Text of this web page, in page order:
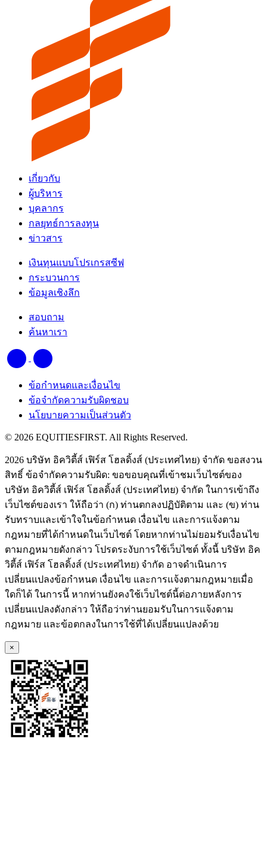
เกี่ยวกับ
ผู้บริหาร
บุคลากร
กลยุทธ์การลงทุน
ข่าวสาร
เงินทุนแบบโปรเกรสซีฟ
กระบวนการ
ข้อมูลเชิงลึก
สอบถาม
ค้นหาเรา
ข้อกำหนดและเงื่อนไข
ข้อจำกัดความรับผิดชอบ
นโยบายความเป็นส่วนตัว
© 2026 EQUITIESFIRST. All Rights Reserved.
2026 บริษัท อิควิตี้ส์ เฟิร์ส โฮลดิ้งส์ (ประเทศไทย) จำกัด ขอสงวน
สิทธิ์ ข้อจำกัดความรับผิด: ขอขอบคุณที่เข้าชมเว็บไซต์ของ
บริษัท อิควิตี้ส์ เฟิร์ส โฮลดิ้งส์ (ประเทศไทย) จำกัด ในการเข้าถึง
เว็บไซต์ของเรา ให้ถือว่า (ก) ท่านตกลงปฏิบัติตาม และ (ข) ท่าน
รับทราบและเข้าใจในข้อกำหนด เงื่อนไข และการแจ้งตาม
กฎหมายที่ได้กำหนดในเว็บไซต์ โดยหากท่านไม่ยอมรับเงื่อนไข
ตามกฎหมายดังกล่าว โปรดระงับการใช้เว็บไซต์ ทั้งนี้ บริษัท อิค
วิตี้ส์ เฟิร์ส โฮลดิ้งส์ (ประเทศไทย) จำกัด อาจดำเนินการ
เปลี่ยนแปลงข้อกำหนด เงื่อนไข และการแจ้งตามกฎหมายเมื่อ
ใดก็ได้ ในการนี้ หากท่านยังคงใช้เว็บไซต์นี้ต่อภายหลังการ
เปลี่ยนแปลงดังกล่าว ให้ถือว่าท่านยอมรับในการแจ้งตาม
กฎหมาย และข้อตกลงในการใช้ที่ได้เปลี่ยนแปลงด้วย
×